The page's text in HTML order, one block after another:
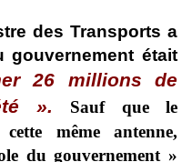
des Transports a
gouvernement était
26 millions de
». Sauf que le
même antenne,
du gouvernement »